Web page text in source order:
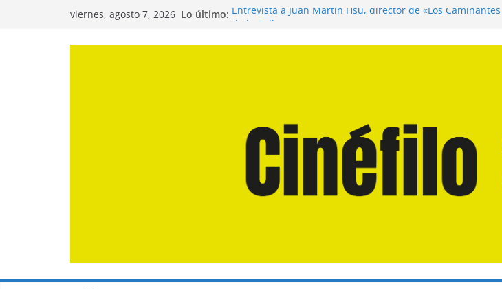
viernes, agosto 7, 2026 Lo último: Entrevista a Juan Martín Hsu, director de «Los Caminantes